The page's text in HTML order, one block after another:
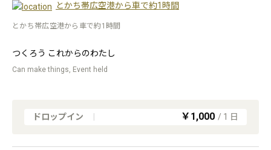
とかち帯広空港から車で約1時間
とかち帯広空港から車で約1時間
つくろう これからのわたし
Can make things, Event held
ドロップイン ￥1,000 / 1 日